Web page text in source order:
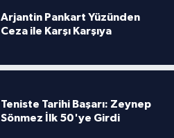
Arjantin Pankart Yüzünden
Ceza ile Karşı Karşıya
Teniste Tarihi Başarı: Zeynep
Sönmez İlk 50'ye Girdi